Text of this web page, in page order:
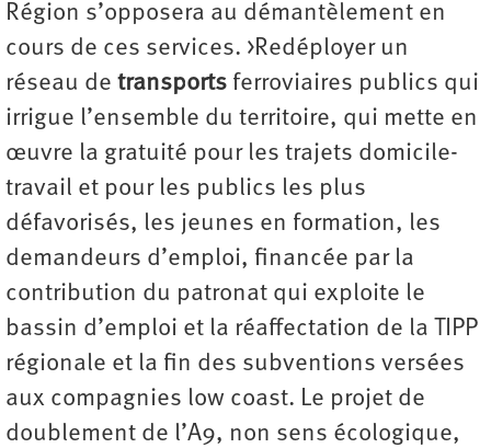
Région s’opposera au démantèlement en
cours de ces services. >Redéployer un
réseau de transports ferroviaires publics qui
irrigue l’ensemble du territoire, qui mette en
œuvre la gratuité pour les trajets domicile-
travail et pour les publics les plus
défavorisés, les jeunes en formation, les
demandeurs d’emploi, financée par la
contribution du patronat qui exploite le
bassin d’emploi et la réaffectation de la TIPP
régionale et la fin des subventions versées
aux compagnies low coast. Le projet de
doublement de l’A9, non sens écologique,